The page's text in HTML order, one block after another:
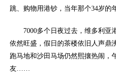
跳、购物用港钞，当年那个34岁的
7000多个日夜过去，维多利
依然旺盛，假日的茶楼依旧人声鼎
跑马地和沙田马场仍然熙攘热闹，
友……